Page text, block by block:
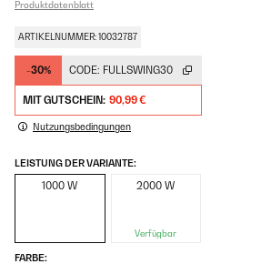
Produktdatenblatt
ARTIKELNUMMER: 10032787
-30% CODE: FULLSWING30
MIT GUTSCHEIN: 90,99 €
Nutzungsbedingungen
LEISTUNG DER VARIANTE:
1000 W 2000 W
Verfügbar
FARBE: